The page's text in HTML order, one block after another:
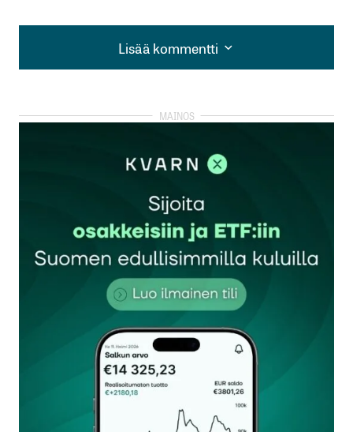
Lisää kommentti
Lisää kommentti
kirjautua
rekisteröityä
Sähköpostiosoitettasi ei julkaista.Pakolliset
kentät on merkitty*
Kommentti*